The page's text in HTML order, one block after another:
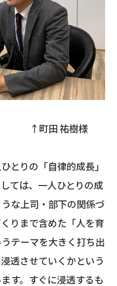
祐樹様
とりの「自律的成長」
ては、一人ひとりの成
な上司・部下の関係づ
りまで含めた「人を育
テーマを大きく打ち出
透させていくかという
す。すぐに浸透するも